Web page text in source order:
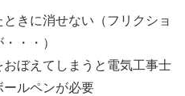
きに消せない（フリクショ
・・）
おぼえてしまうと電気工事士
ールペンが必要